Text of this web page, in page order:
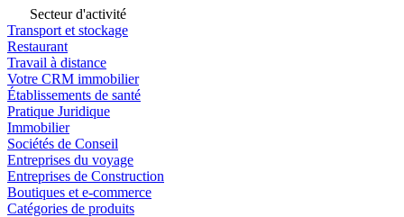
Secteur d'activité
Transport et stockage
Restaurant
Travail à distance
Votre CRM immobilier
Établissements de santé
Pratique Juridique
Immobilier
Sociétés de Conseil
Entreprises du voyage
Entreprises de Construction
Boutiques et e-commerce
Catégories de produits